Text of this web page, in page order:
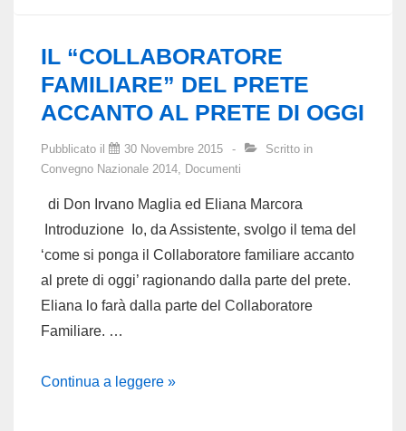
del
Convegno
IL “COLLABORATORE
FAMILIARE” DEL PRETE
ACCANTO AL PRETE DI OGGI
Pubblicato il 30 Novembre 2015
Scritto in
Convegno Nazionale 2014, Documenti
di Don Irvano Maglia ed Eliana Marcora
Introduzione Io, da Assistente, svolgo il tema del
‘come si ponga il Collaboratore familiare accanto
al prete di oggi’ ragionando dalla parte del prete.
Eliana lo farà dalla parte del Collaboratore
Familiare. …
IL
Continua a leggere »